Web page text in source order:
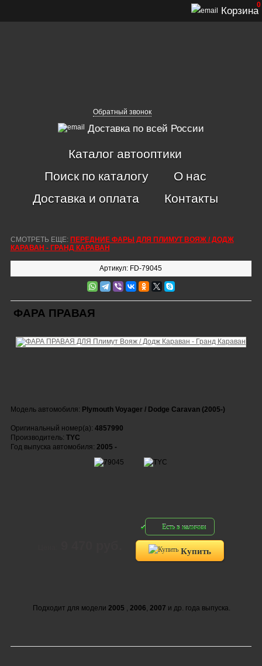
Обратный звонок
Доставка по всей России
Корзина
0
Каталог автооптики
Поиск по каталогу
О нас
Доставка и оплата
Контакты
СМОТРЕТЬ ЕЩЕ: ПЕРЕДНИЕ ФАРЫ ДЛЯ ПЛИМУТ ВОЯЖ / ДОДЖ
КАРАВАН - ГРАНД КАРАВАН
Артикул: FD-79045
ФАРА ПРАВАЯ
Модель автомобиля: Plymouth Voyager / Dodge Caravan (2005-)
Оригинальный номер(а): 4857990
Производитель: TYC
Год выпуска автомобиля: 2005 -
Есть в наличии
Купить
Подходит для модели 2005 , 2006, 2007 и др. года выпуска.